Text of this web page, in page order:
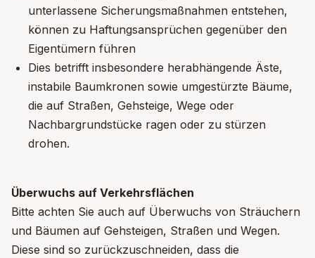
unterlassene Sicherungsmaßnahmen entstehen,
können zu Haftungsansprüchen gegenüber den
Eigentümern führen
Dies betrifft insbesondere herabhängende Äste,
instabile Baumkronen sowie umgestürzte Bäume,
die auf Straßen, Gehsteige, Wege oder
Nachbargrundstücke ragen oder zu stürzen
drohen.
Überwuchs auf Verkehrsflächen
Bitte achten Sie auch auf Überwuchs von Sträuchern
und Bäumen auf Gehsteigen, Straßen und Wegen.
Diese sind so zurückzuschneiden, dass die